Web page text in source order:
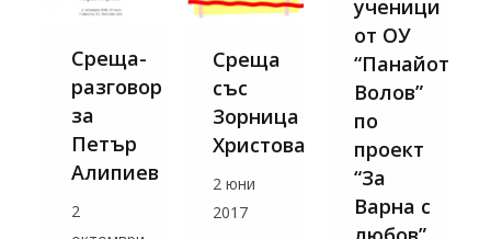
Среща-
разговор
за
Петър
Алипиев
2
Среща
със
Зорница
Христова
2 юни
2017
ученици
от ОУ
“Панайот
Волов”
по
проект
“За
Варна с